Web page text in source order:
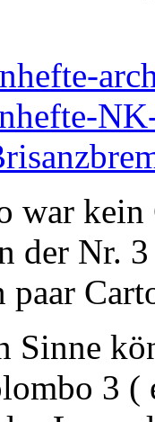
war
der Nr.
paar
Sinne
3 (